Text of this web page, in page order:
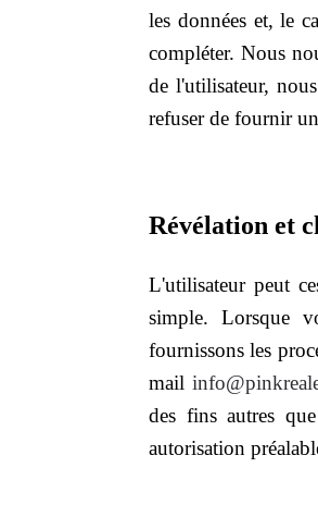
les données et, le
compléter. Nous
de l'utilisateur,
refuser de fournir
Révélation et
L'utilisateur peut
simple. Lorsque
fournissons les
mail
des fins autres
autorisation